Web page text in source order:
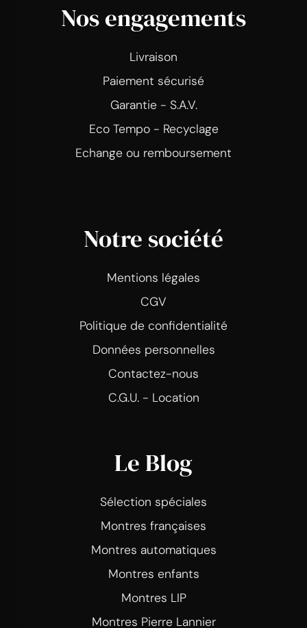
Nos engagements
Livraison
Paiement sécurisé
Garantie - S.A.V.
Eco Tempo - Recyclage
Echange ou remboursement
Notre société
Mentions légales
CGV
Politique de confidentialité
Données personnelles
Contactez-nous
C.G.U. - Location
Le Blog
Sélection spéciales
Montres françaises
Montres automatiques
Montres enfants
Montres LIP
Montres Pierre Lannier